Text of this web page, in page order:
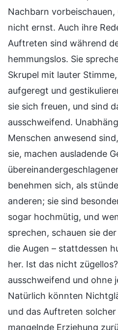
Nachbarn vorbeischauen,
nicht ernst. Auch ihre
Auftreten sind während
hemmungslos. Sie
Skrupel mit lauter
aufgeregt und
sie sich freuen, und sind
ausschweifend.
Menschen anwesend
sie, machen ausladende
benehmen sich, als
anderen; sie sind
sogar hochmütig, und
sprechen, schauen sie
die Augen – stattdessen
her. Ist das nicht
ausschweifend und ohne
Natürlich könnten
und das Auftreten
mangelnde Erziehung